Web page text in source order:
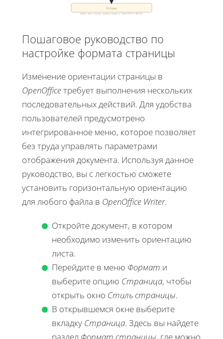
Готово
Шаги для смены ориентации в OpenOffice Writer
Пошаговое руководство по
настройке формата страницы
Изменение ориентации страницы в
OpenOfficeтребует выполнения нескольких
последовательных действий. Для удобства
пользователей предусмотрено
интегрированное меню, которое позволяет
без труда управлять параметрами
отображения документа. Используя данное
руководство, вы с легкостью сможете
установить горизонтальную ориентацию
для любого файла в OpenOffice Writer.
Откройте документ, в котором
необходимо изменить ориентацию
листа.
Перейдите в меню Формат и
выберите опцию Страница, чтобы
открыть окно Стиль страницы.
В открывшемся окне выберите
вкладку Страница. Здесь вы найдете